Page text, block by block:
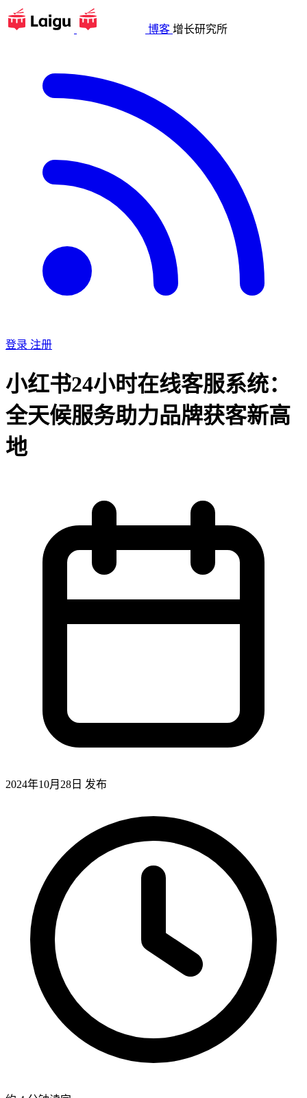
博客 增长研究所
登录 注册
小红书24小时在线客服系统：
全天候服务助力品牌获客新高
地
2024年10月28日 发布